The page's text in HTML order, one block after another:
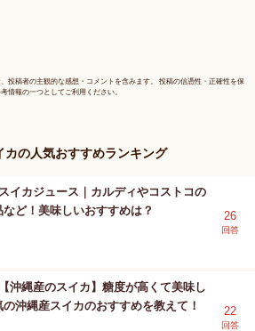
投稿者の主観的な感想・コメントを含みます。 投稿の信憑性・正確性を保
情報の一つとしてご利用ください。
カの人気おすすめランキング
スイカジュース｜カルディやコストコの
など！美味しいおすすめは？
26
回答
【沖縄産のスイカ】糖度が高くて美味し
の沖縄産スイカのおすすめを教えて！
22
回答